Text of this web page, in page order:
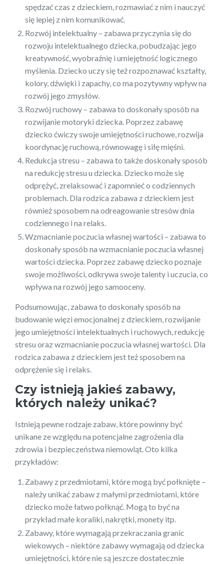
spędzać czas z dzieckiem, rozmawiać z nim i nauczyć
się lepiej z nim komunikować.
Rozwój intelektualny – zabawa przyczynia się do
rozwoju intelektualnego dziecka, pobudzając jego
kreatywność, wyobraźnię i umiejętność logicznego
myślenia. Dziecko uczy się też rozpoznawać kształty,
kolory, dźwięki i zapachy, co ma pozytywny wpływ na
rozwój jego zmysłów.
Rozwój ruchowy – zabawa to doskonały sposób na
rozwijanie motoryki dziecka. Poprzez zabawę
dziecko ćwiczy swoje umiejętności ruchowe, rozwija
koordynację ruchową, równowagę i siłę mięśni.
Redukcja stresu – zabawa to także doskonały sposób
na redukcję stresu u dziecka. Dziecko może się
odprężyć, zrelaksować i zapomnieć o codziennych
problemach. Dla rodzica zabawa z dzieckiem jest
również sposobem na odreagowanie stresów dnia
codziennego i na relaks.
Wzmacnianie poczucia własnej wartości – zabawa to
doskonały sposób na wzmacnianie poczucia własnej
wartości dziecka. Poprzez zabawę dziecko poznaje
swoje możliwości, odkrywa swoje talenty i uczucia, co
wpływa na rozwój jego samooceny.
Podsumowując, zabawa to doskonały sposób na
budowanie więzi emocjonalnej z dzieckiem, rozwijanie
jego umiejętności intelektualnych i ruchowych, redukcję
stresu oraz wzmacnianie poczucia własnej wartości. Dla
rodzica zabawa z dzieckiem jest też sposobem na
odprężenie się i relaks.
Czy istnieją jakieś zabawy,
których należy unikać?
Istnieją pewne rodzaje zabaw, które powinny być
unikane ze względu na potencjalne zagrożenia dla
zdrowia i bezpieczeństwa niemowląt. Oto kilka
przykładów:
Zabawy z przedmiotami, które mogą być połknięte –
należy unikać zabaw z małymi przedmiotami, które
dziecko może łatwo połknąć. Mogą to być na
przykład małe koraliki, nakrętki, monety itp.
Zabawy, które wymagają przekraczania granic
wiekowych – niektóre zabawy wymagają od dziecka
umiejętności, które nie są jeszcze dostatecznie